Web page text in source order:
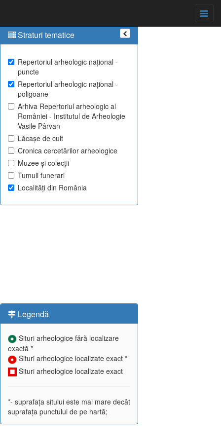
Straturi tematice
Repertoriul arheologic național -
puncte
Repertoriul arheologic național -
poligoane
Arhiva Repertoriul arheologic al
României - Institutul de Arheologie
Vasile Pârvan
Lăcașe de cult
Cronica cercetărilor arheologice
Muzee și colecții
Tumuli funerari
Localități din România
Legendă
Situri arheologice fără localizare
exactă *
Situri arheologice localizate exact *
Situri arheologice localizate exact
*- suprafața sitului este mai mare decât
suprafața punctului de pe hartă;